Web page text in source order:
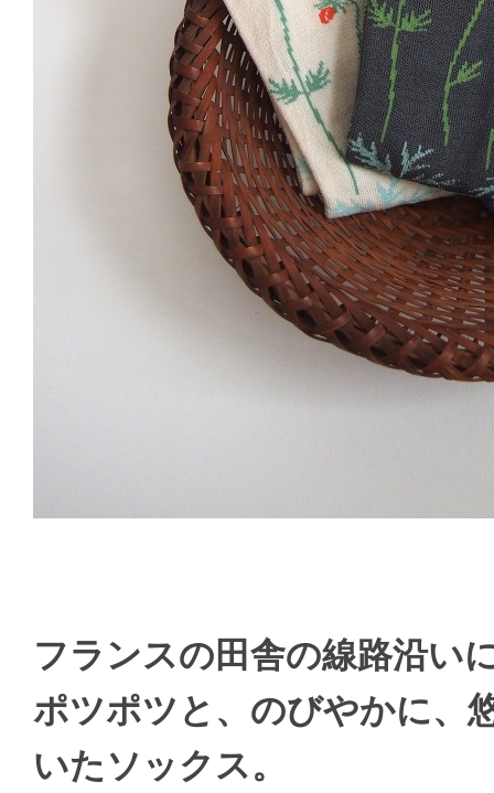
フランスの田舎の線路沿い
ポツポツと、のびやかに、
いたソックス。